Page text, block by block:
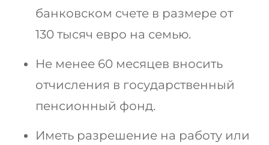
банковском счете в размере от
130 тысяч евро на семью.
Не менее 60 месяцев вносить
отчисления в государственный
пенсионный фонд.
Иметь разрешение на работу или